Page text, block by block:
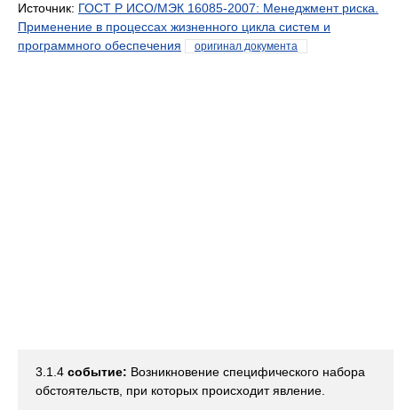
Источник: ГОСТ Р ИСО/МЭК 16085-2007: Менеджмент риска.
Применение в процессах жизненного цикла систем и
программного обеспечения
оригинал документа
3.1.4 событие: Возникновение специфического набора
обстоятельств, при которых происходит явление.